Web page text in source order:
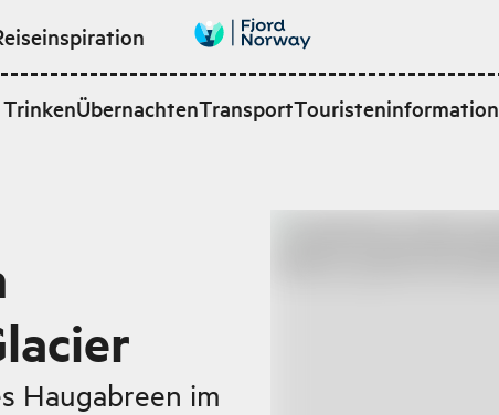
ÜbernachtenTransportTouristeninformation
Haugabreen im